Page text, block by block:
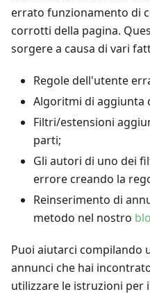
errato funzionamento di
corrotti della pagina.
sorgere a causa di vari
Regole dell'utente
Algoritmi di aggiunta
Filtri/estensioni
parti;
Gli autori di uno dei
errore creando la
Reinserimento di
metodo nel nostro
Puoi aiutarci compilando
annunci che hai
utilizzare le istruzioni per